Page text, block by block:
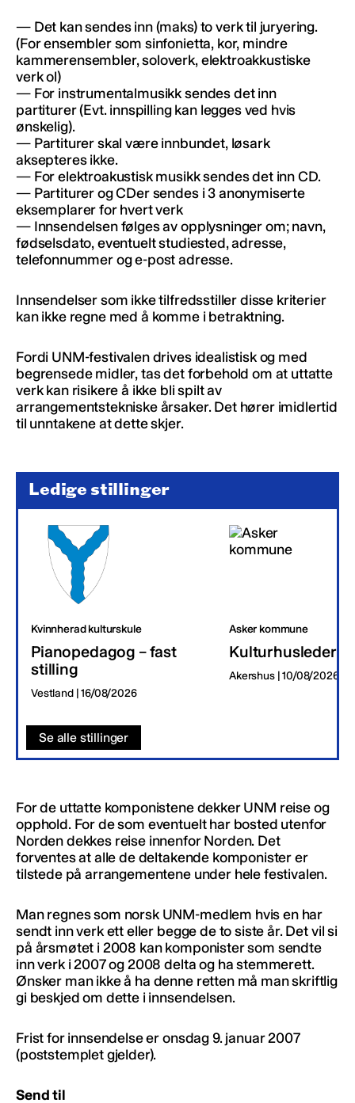
— Det kan sendes inn (maks) to verk til juryering.
(For ensembler som sinfonietta, kor, mindre
kammerensembler, soloverk, elektroakkustiske
verk ol)
— For instrumentalmusikk sendes det inn
partiturer (Evt. innspilling kan legges ved hvis
ønskelig).
— Partiturer skal være innbundet, løsark
aksepteres ikke.
— For elektroakustisk musikk sendes det inn CD.
— Partiturer og CDer sendes i 3 anonymiserte
eksemplarer for hvert verk
— Innsendelsen følges av opplysninger om; navn,
fødselsdato, eventuelt studiested, adresse,
telefonnummer og e-post adresse.
Innsendelser som ikke tilfredsstiller disse kriterier
kan ikke regne med å komme i betraktning.
Fordi UNM-festivalen drives idealistisk og med
begrensede midler, tas det forbehold om at uttatte
verk kan risikere å ikke bli spilt av
arrangementstekniske årsaker. Det hører imidlertid
til unntakene at dette skjer.
Ledige stillinger
Kvinnherad kulturskule
Pianopedagog – fast
stilling
Vestland | 16/08/2026
Asker kommune
Kulturhusleder
Akershus | 10/08/2026
Se alle stillinger
For de uttatte komponistene dekker UNM reise og
opphold. For de som eventuelt har bosted utenfor
Norden dekkes reise innenfor Norden. Det
forventes at alle de deltakende komponister er
tilstede på arrangementene under hele festivalen.
Man regnes som norsk UNM-medlem hvis en har
sendt inn verk ett eller begge de to siste år. Det vil si
på årsmøtet i 2008 kan komponister som sendte
inn verk i 2007 og 2008 delta og ha stemmerett.
Ønsker man ikke å ha denne retten må man skriftlig
gi beskjed om dette i innsendelsen.
Frist for innsendelse er onsdag 9. januar 2007
(poststemplet gjelder).
Send til